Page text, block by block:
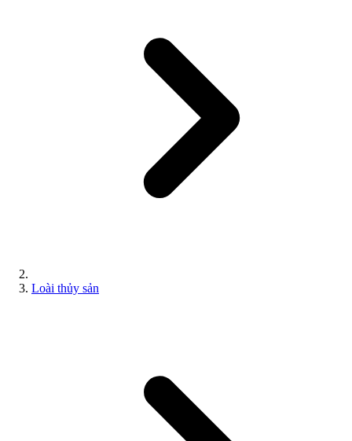
Loài thủy sản